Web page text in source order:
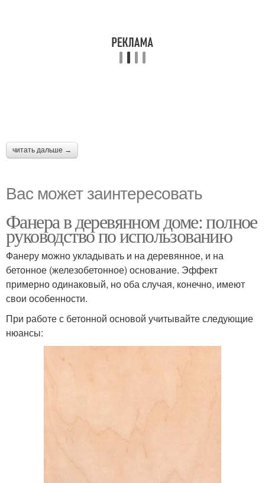
читать дальше →
Вас может заинтересовать
Фанера в деревянном доме: полное
руководство по использованию
Фанеру можно укладывать и на деревянное, и на
бетонное (железобетонное) основание. Эффект
примерно одинаковый, но оба случая, конечно, имеют
свои особенности.
При работе с бетонной основой учитывайте следующие
нюансы: